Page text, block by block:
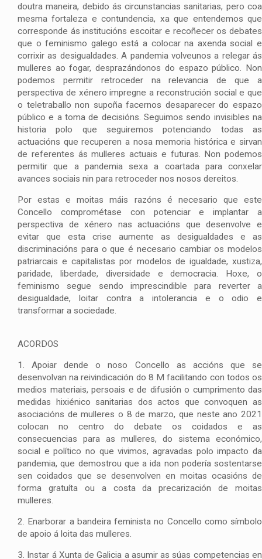
doutra maneira, debido ás circunstancias sanitarias, pero coa
mesma fortaleza e contundencia, xa que entendemos que
corresponde ás institucións escoitar e recoñecer os debates
que o feminismo galego está a colocar na axenda social e
corrixir as desigualdades. A pandemia volveunos a relegar ás
mulleres ao fogar, desprazándonos do espazo público. Non
podemos permitir retroceder na relevancia de que a
perspectiva de xénero impregne a reconstrución social e que
o teletraballo non supoña facernos desaparecer do espazo
público e a toma de decisións. Seguimos sendo invisibles na
historia polo que seguiremos potenciando todas as
actuacións que recuperen a nosa memoria histórica e sirvan
de referentes ás mulleres actuais e futuras. Non podemos
permitir que a pandemia sexa a coartada para conxelar
avances sociais nin para retroceder nos nosos dereitos.
Por estas e moitas máis razóns é necesario que este
Concello comprométase con potenciar e implantar a
perspectiva de xénero nas actuacións que desenvolve e
evitar que esta crise aumente as desigualdades e as
discriminacións para o que é necesario cambiar os modelos
patriarcais e capitalistas por modelos de igualdade, xustiza,
paridade, liberdade, diversidade e democracia. Hoxe, o
feminismo segue sendo imprescindible para reverter a
desigualdade, loitar contra a intolerancia e o odio e
transformar a sociedade.
ACORDOS
1. Apoiar dende o noso Concello as accións que se
desenvolvan na reivindicación do 8 M facilitando con todos os
medios materiais, persoais e de difusión o cumprimento das
medidas hixiénico sanitarias dos actos que convoquen as
asociacións de mulleres o 8 de marzo, que neste ano 2021
colocan no centro do debate os coidados e as
consecuencias para as mulleres, do sistema económico,
social e político no que vivimos, agravadas polo impacto da
pandemia, que demostrou que a ida non podería sostentarse
sen coidados que se desenvolven en moitas ocasións de
forma gratuíta ou a costa da precarización de moitas
mulleres.
2. Enarborar a bandeira feminista no Concello como símbolo
de apoio á loita das mulleres.
3. Instar á Xunta de Galicia a asumir as súas competencias en